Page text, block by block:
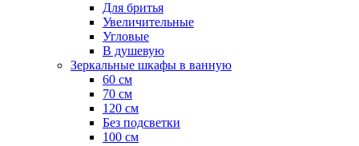
Для бритья
Увеличительные
Угловые
В душевую
Зеркальные шкафы в ванную
60 см
70 см
120 см
Без подсветки
100 см